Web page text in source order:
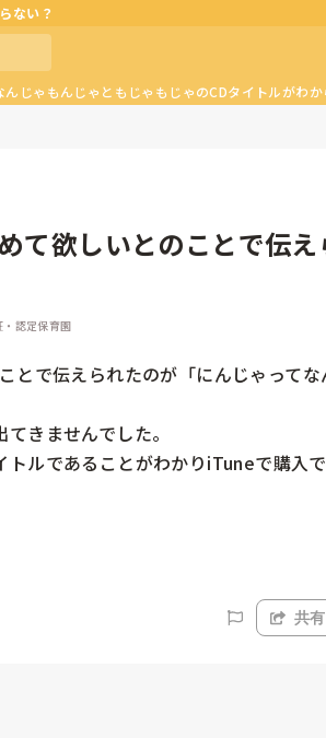
ない？
んじゃもんじゃともじゃもじゃのCDタイトルがわか
て欲しいとのことで伝え
認定保育園
とで伝えられたのが「にんじゃってな
きませんでした。
ルであることがわかりiTuneで購入
共有